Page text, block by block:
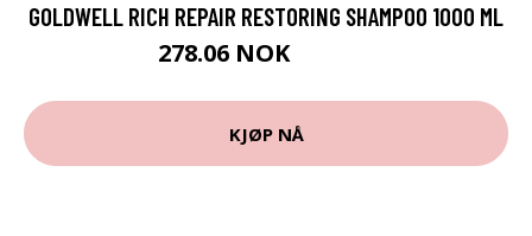
GOLDWELL RICH REPAIR RESTORING SHAMPOO 1000 ML
278.06 NOK
KJØP NÅ